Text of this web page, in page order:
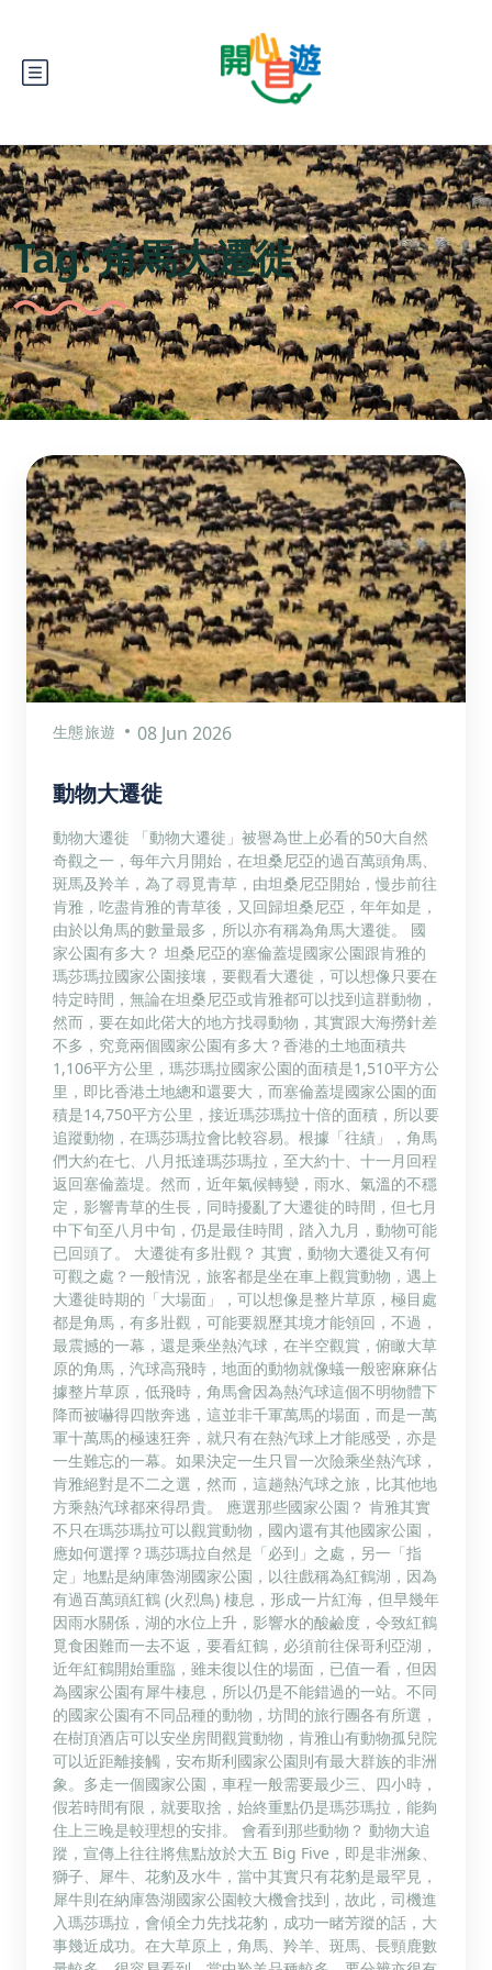
Tag:角馬大遷徙
生態旅遊 08 Jun 2026
動物大遷徙
動物大遷徙 「動物大遷徙」被譽為世上必看的50大自然
奇觀之一，每年六月開始，在坦桑尼亞的過百萬頭角馬、
斑馬及羚羊，為了尋覓青草，由坦桑尼亞開始，慢步前往
肯雅，吃盡肯雅的青草後，又回歸坦桑尼亞，年年如是，
由於以角馬的數量最多，所以亦有稱為角馬大遷徙。 國
家公園有多大？ 坦桑尼亞的塞倫蓋堤國家公園跟肯雅的
瑪莎瑪拉國家公園接壤，要觀看大遷徙，可以想像只要在
特定時間，無論在坦桑尼亞或肯雅都可以找到這群動物，
然而，要在如此偌大的地方找尋動物，其實跟大海撈針差
不多，究竟兩個國家公園有多大？香港的土地面積共
1,106平方公里，瑪莎瑪拉國家公園的面積是1,510平方公
里，即比香港土地總和還要大，而塞倫蓋堤國家公園的面
積是14,750平方公里，接近瑪莎瑪拉十倍的面積，所以要
追蹤動物，在瑪莎瑪拉會比較容易。根據「往績」，角馬
們大約在七、八月抵達瑪莎瑪拉，至大約十、十一月回程
返回塞倫蓋堤。然而，近年氣候轉變，雨水、氣溫的不穩
定，影響青草的生長，同時擾亂了大遷徙的時間，但七月
中下旬至八月中旬，仍是最佳時間，踏入九月，動物可能
已回頭了。 大遷徙有多壯觀？ 其實，動物大遷徙又有何
可觀之處？一般情況，旅客都是坐在車上觀賞動物，遇上
大遷徙時期的「大場面」，可以想像是整片草原，極目處
都是角馬，有多壯觀，可能要親歷其境才能領回，不過，
最震撼的一幕，還是乘坐熱汽球，在半空觀賞，俯瞰大草
原的角馬，汽球高飛時，地面的動物就像蟻一般密麻麻佔
據整片草原，低飛時，角馬會因為熱汽球這個不明物體下
降而被嚇得四散奔逃，這並非千軍萬馬的場面，而是一萬
軍十萬馬的極速狂奔，就只有在熱汽球上才能感受，亦是
一生難忘的一幕。如果決定一生只冒一次險乘坐熱汽球，
肯雅絕對是不二之選，然而，這趟熱汽球之旅，比其他地
方乘熱汽球都來得昂貴。 應選那些國家公園？ 肯雅其實
不只在瑪莎瑪拉可以觀賞動物，國內還有其他國家公園，
應如何選擇？瑪莎瑪拉自然是「必到」之處，另一「指
定」地點是納庫魯湖國家公園，以往戲稱為紅鶴湖，因為
有過百萬頭紅鶴 (火烈鳥) 棲息，形成一片紅海，但早幾年
因雨水關係，湖的水位上升，影響水的酸鹼度，令致紅鶴
覓食困難而一去不返，要看紅鶴，必須前往保哥利亞湖，
近年紅鶴開始重臨，雖未復以住的場面，已值一看，但因
為國家公園有犀牛棲息，所以仍是不能錯過的一站。不同
的國家公園有不同品種的動物，坊間的旅行團各有所選，
在樹頂酒店可以安坐房間觀賞動物，肯雅山有動物孤兒院
可以近距離接觸，安布斯利國家公園則有最大群族的非洲
象。多走一個國家公園，車程一般需要最少三、四小時，
假若時間有限，就要取捨，始終重點仍是瑪莎瑪拉，能夠
住上三晚是較理想的安排。 會看到那些動物？ 動物大追
蹤，宣傳上往往將焦點放於大五 Big Five，即是非洲象、
獅子、犀牛、花豹及水牛，當中其實只有花豹是最罕見，
犀牛則在納庫魯湖國家公園較大機會找到，故此，司機進
入瑪莎瑪拉，會傾全力先找花豹，成功一睹芳蹤的話，大
事幾近成功。在大草原上，角馬、羚羊、斑馬、長頸鹿數